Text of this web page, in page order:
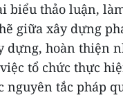
biểu thảo luận,
giữa xây dựng
dựng, hoàn thiện
tổ chức thực
nguyên tắc pháp